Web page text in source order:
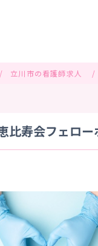
立川市の看護師求人
比寿会フェロ